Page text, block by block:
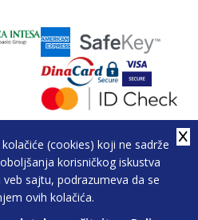
(cookies) koji ne sadrže
korisničkog iskustva
sajtu, podrazumeva da se
ovih kolačića.
© Makart.rs - MAKART DOO
PIB: 105184104, MB: